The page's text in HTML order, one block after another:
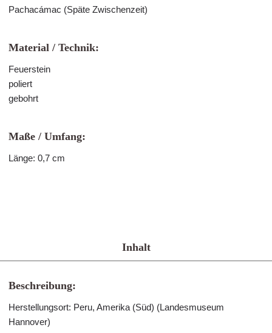
Pachacámac (Späte Zwischenzeit)
Material / Technik:
Feuerstein
poliert
gebohrt
Maße / Umfang:
Länge: 0,7 cm
Inhalt
Beschreibung:
Herstellungsort: Peru, Amerika (Süd) (Landesmuseum
Hannover)